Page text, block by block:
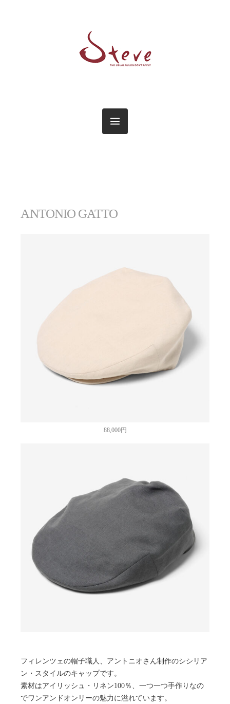
ANTONIO GATTO
88,000円
フィレンツェの帽子職人、アントニオさん制作のシシリア
ン・スタイルのキャップです。
素材はアイリッシュ・リネン100％、一つ一つ手作りなの
でワンアンドオンリーの魅力に溢れています。